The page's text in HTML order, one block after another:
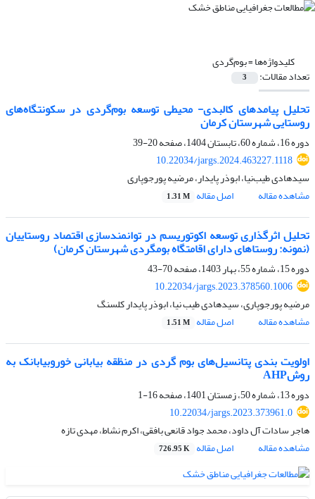
کلیدواژه‌ها =بوم‌گردی
تعداد مقالات: 3
تحلیل پیامدهای کالبدی- محیطی توسعه بوم‌گردی در سکونتگاه‌های
روستایی شهرستان کرمان
دوره 16، شماره 60، تابستان 1404، صفحه
20-39
10.22034/jargs.2024.463227.1118
سیدهادی طیب‌نیا، ابوذر پایدار، مرضیه پورجوپاری
مشاهده مقاله
اصل مقاله 1.31 M
تحلیل اثرگذاری توسعه اکوتوریسم در توانمندسازی اقتصاد روستاییان
(نمونه: روستاهای دارای اقامتگاه بومگردی شهرستان کرمان)
دوره 15، شماره 55، بهار 1403، صفحه
70-43
10.22034/jargs.2023.378560.1006
مرضیه پورجوپاری، سیدهادی طیب نیا، ابوذر پایدار کلسنگ
مشاهده مقاله
اصل مقاله 1.51 M
اولویت بندی پتانسیل‌های بوم گردی در منظقه بیابانی خوروبیابانک به
روشAHP
دوره 13، شماره 50، زمستان 1401، صفحه
16-1
10.22034/jargs.2023.373961.0
هاجر سادات آل داود، محمد جواد قانعی بافقی، اکرم نشاط، مهدی تازه
مشاهده مقاله
اصل مقاله 726.95 K